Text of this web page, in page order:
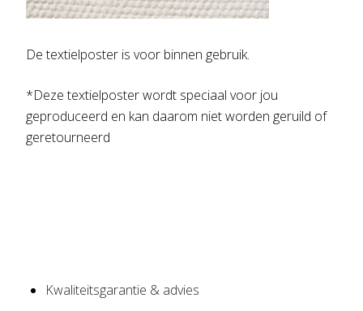
De textielposter is voor binnen gebruik.
*Deze textielposter wordt speciaal voor jou
geproduceerd en kan daarom niet worden geruild of
geretourneerd
Kwaliteitsgarantie & advies